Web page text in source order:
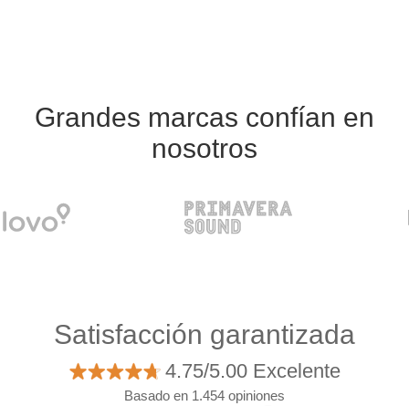
Grandes marcas confían en
nosotros
Satisfacción garantizada
4.75/5.00 Excelente
Basado en 1.454 opiniones